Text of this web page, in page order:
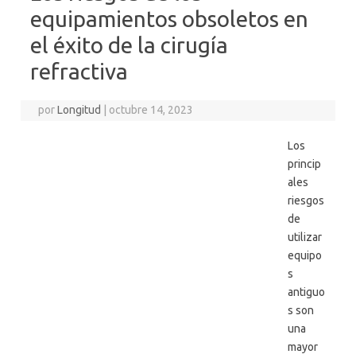
equipamientos obsoletos en
el éxito de la cirugía
refractiva
porLongitud octubre 14, 2023
Los
princip
ales
riesgos
de
utilizar
equipo
s
antiguo
s son
una
mayor